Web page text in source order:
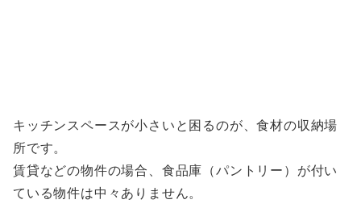
キッチンスペースが小さいと困るのが、食材の収納場
所です。
賃貸などの物件の場合、食品庫（パントリー）が付い
ている物件は中々ありません。